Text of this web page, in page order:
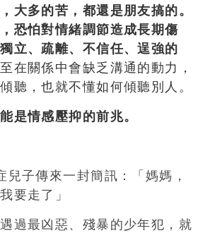
大多的苦，都還是朋友搞的。
恐怕對情緒調節造成長期傷
立、疏離、不信任、逞強的
在關係中會缺乏溝通的動力，
聽，也就不懂如何傾聽別人。
是情感壓抑的前兆。
兒子傳來一封簡訊：「媽媽，
要走了」
過最凶惡、殘暴的少年犯，就